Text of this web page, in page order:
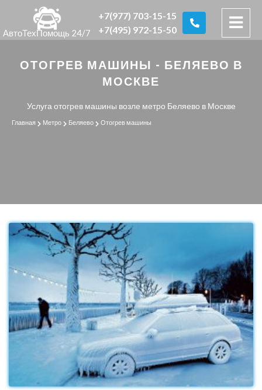
АвтоТехПомощь 24/7
+7(977) 703-15-15
+7(495) 972-15-50
ОТОГРЕВ МАШИНЫ - БЕЛЯЕВО В
МОСКВЕ
Услуга отогрев машины возле метро Беляево в Москве
Главная Метро Беляево Отогрев машины